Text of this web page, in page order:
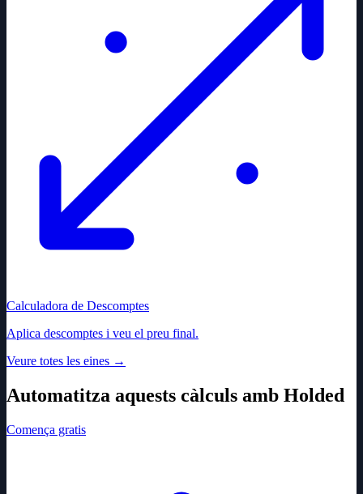
Calculadora de Descomptes
Aplica descomptes i veu el preu final.
Veure totes les eines →
Automatitza aquests càlculs amb Holded
Comença gratis